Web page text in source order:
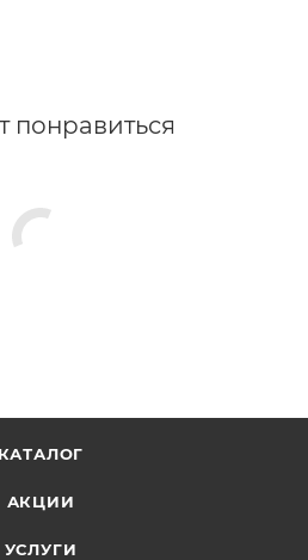
понравиться
КАТАЛОГ
АКЦИИ
УСЛУГИ